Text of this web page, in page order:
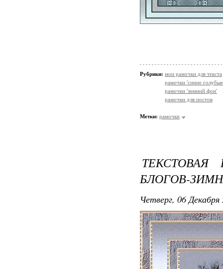
Рубрики: мои рамочки для текста
рамочки 'синие
рамочки 'зимний фон'
рамочки для постов
Метки: рамочки
БЛОГОВ-
Четверг, 06